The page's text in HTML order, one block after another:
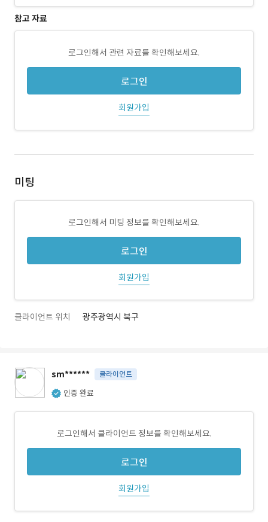
참고 자료
로그인해서 관련 자료를 확인해보세요.
로그인
회원가입
미팅
로그인해서 미팅 정보를 확인해보세요.
로그인
회원가입
클라이언트 위치 광주광역시 북구
sm****** 클라이언트
인증 완료
로그인해서 클라이언트 정보를 확인해보세요.
로그인
회원가입